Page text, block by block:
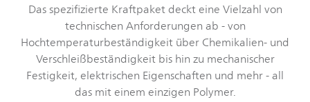
Das spezifizierte Kraftpaket deckt eine Vielzahl von
technischen Anforderungen ab - von
Hochtemperaturbeständigkeit über Chemikalien- und
Verschleißbeständigkeit bis hin zu mechanischer
Festigkeit, elektrischen Eigenschaften und mehr - all
das mit einem einzigen Polymer.